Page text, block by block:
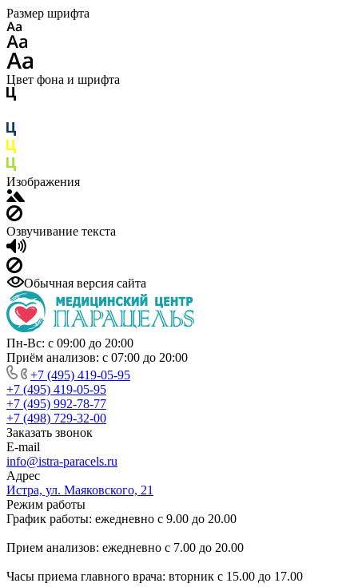
Размер шрифта
Цвет фона и шрифта
Изображения
Озвучивание текста
Обычная версия сайта
Пн-Вс: с 09:00 до 20:00
Приём анализов: с 07:00 до 20:00
+7 (495) 419-05-95
+7 (495) 419-05-95
+7 (495) 992-78-77
+7 (498) 729-32-00
Заказать звонок
E-mail
info@istra-paracels.ru
Адрес
Истра, ул. Маяковского, 21
Режим работы
График работы: ежедневно с 9.00 до 20.00
Прием анализов: ежедневно с 7.00 до 20.00
Часы приема главного врача: вторник с 15.00 до 17.00